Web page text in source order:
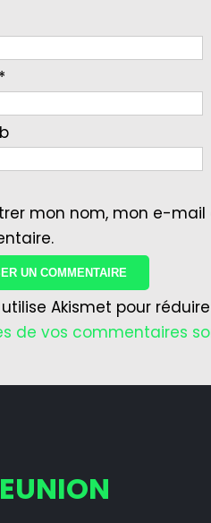
*
mon nom, mon e-
Akismet pour
de vos commentaires